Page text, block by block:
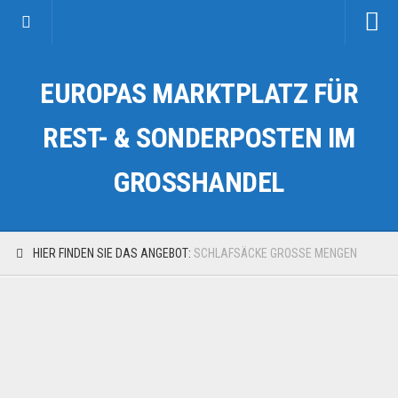
Kategorien
Auto & Motorrad
Fahrzeuge & Transport
EUROPAS MARKTPLATZ FÜR
REST- & SONDERPOSTEN IM
GROSSHANDEL
HIER FINDEN SIE DAS ANGEBOT: SCHLAFSÄCKE GROSSE MENGEN